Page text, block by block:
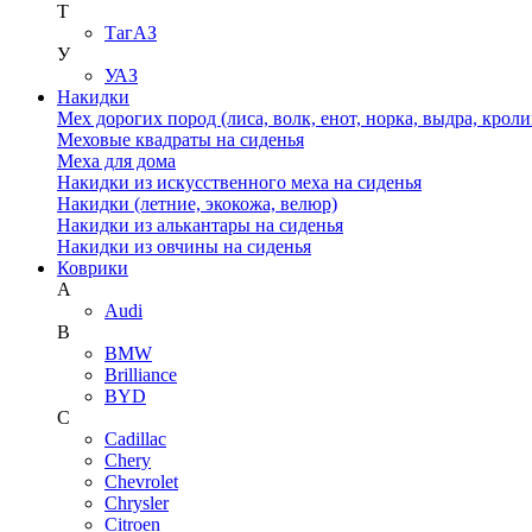
Т
ТагАЗ
У
УАЗ
Накидки
Мех дорогих пород (лиса, волк, енот, норка, выдра,
Меховые квадраты на сиденья
Меха для дома
Накидки из искусственного меха на сиденья
Накидки (летние, экокожа, велюр)
Накидки из алькантары на сиденья
Накидки из овчины на сиденья
Коврики
A
Audi
B
BMW
Brilliance
BYD
C
Cadillac
Chery
Chevrolet
Chrysler
Citroen